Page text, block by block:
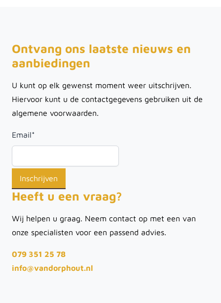
Ontvang ons laatste nieuws en
aanbiedingen
U kunt op elk gewenst moment weer uitschrijven.
Hiervoor kunt u de contactgegevens gebruiken uit de
algemene voorwaarden.
Email*
Heeft u een vraag?
Wij helpen u graag. Neem contact op met een van
onze specialisten voor een passend advies.
079 351 25 78
info@vandorphout.nl